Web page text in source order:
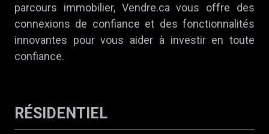
parcours immobilier, Vendre.ca vous offre des
connexions de confiance et des fonctionnalités
innovantes pour vous aider à investir en toute
confiance.
RÉSIDENTIEL